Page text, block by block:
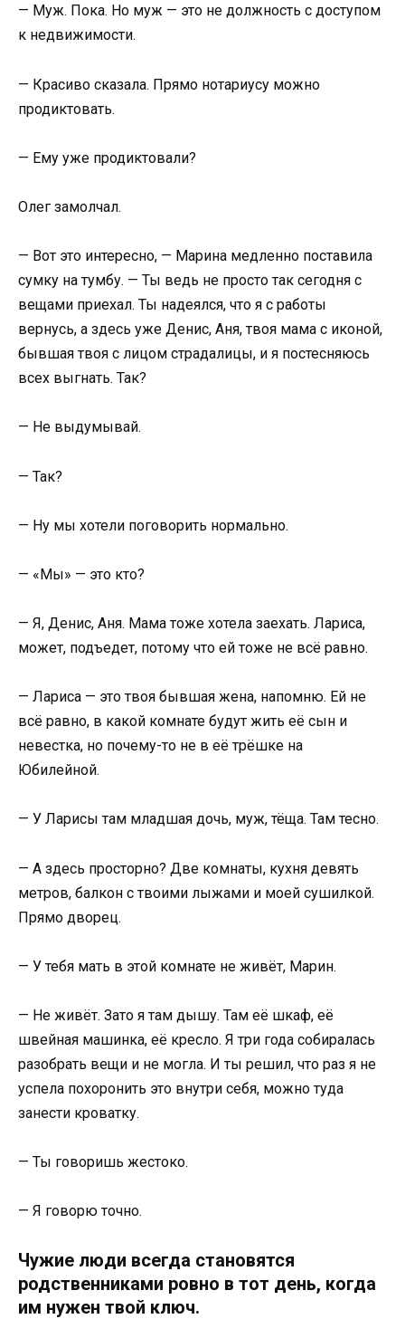
— Муж. Пока. Но муж — это не должность с доступом
к недвижимости.
— Красиво сказала. Прямо нотариусу можно
продиктовать.
— Ему уже продиктовали?
Олег замолчал.
— Вот это интересно, — Марина медленно поставила
сумку на тумбу. — Ты ведь не просто так сегодня с
вещами приехал. Ты надеялся, что я с работы
вернусь, а здесь уже Денис, Аня, твоя мама с иконой,
бывшая твоя с лицом страдалицы, и я постесняюсь
всех выгнать. Так?
— Не выдумывай.
— Так?
— Ну мы хотели поговорить нормально.
— «Мы» — это кто?
— Я, Денис, Аня. Мама тоже хотела заехать. Лариса,
может, подъедет, потому что ей тоже не всё равно.
— Лариса — это твоя бывшая жена, напомню. Ей не
всё равно, в какой комнате будут жить её сын и
невестка, но почему-то не в её трёшке на
Юбилейной.
— У Ларисы там младшая дочь, муж, тёща. Там тесно.
— А здесь просторно? Две комнаты, кухня девять
метров, балкон с твоими лыжами и моей сушилкой.
Прямо дворец.
— У тебя мать в этой комнате не живёт, Марин.
— Не живёт. Зато я там дышу. Там её шкаф, её
швейная машинка, её кресло. Я три года собиралась
разобрать вещи и не могла. И ты решил, что раз я не
успела похоронить это внутри себя, можно туда
занести кроватку.
— Ты говоришь жестоко.
— Я говорю точно.
Чужие люди всегда становятся
родственниками ровно в тот день, когда
им нужен твой ключ.